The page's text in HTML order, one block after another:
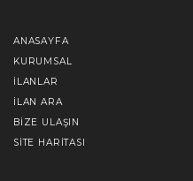
ANASAYFA
KURUMSAL
İLANLAR
İLAN ARA
BIZE ULAŞIN
SITE HARITASI